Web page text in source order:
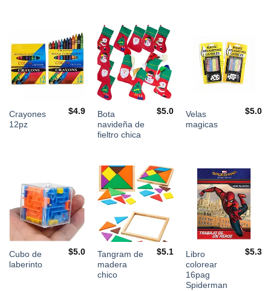
Crayones
12pz
$4.9
Bota
navideña de
fieltro chica
$5.0
Velas
magicas
$5.0
Cubo de
laberinto
$5.0
Tangram de
madera
chico
$5.1
Libro
colorear
16pag
Spiderman
$5.3